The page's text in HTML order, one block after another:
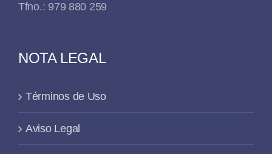
Tfno.: 979 880 259
NOTA LEGAL
Términos de Uso
Aviso Legal